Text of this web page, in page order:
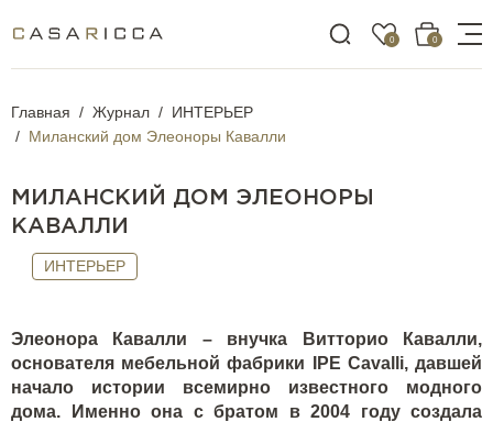
0 0
Главная Журнал
ИНТЕРЬЕР
Миланский дом Элеоноры Кавалли
МИЛАНСКИЙ ДОМ ЭЛЕОНОРЫ
КАВАЛЛИ
ИНТЕРЬЕР
Элеонора Кавалли – внучка Витторио Кавалли,
основателя мебельной фабрики IPE Cavalli, давшей
начало истории всемирно известного модного
дома. Именно она с братом в 2004 году создала